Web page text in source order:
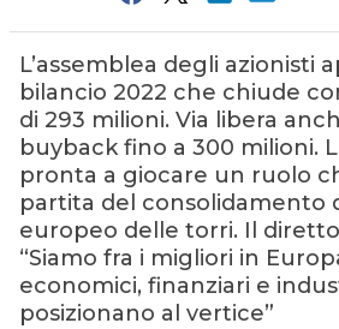
L’assemblea degli azionisti
bilancio 2022 che chiude
di 293 milioni. Via libera
buyback fino a 300 milioni.
pronta a giocare un ruolo
partita del consolidamento
europeo delle torri. Il
“Siamo fra i migliori in
economici, finanziari e
posizionano al vertice”